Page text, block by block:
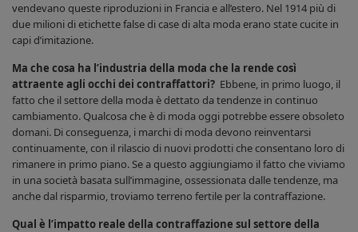
vendevano queste riproduzioni in Francia e all’estero. Nel 1914 più di
due milioni di etichette false di case di alta moda erano state cucite in
capi d’imitazione.
Ma che cosa ha l’industria della moda che la rende così
attraente agli occhi dei contraffattori? Ebbene, in primo luogo, il
fatto che il settore della moda è dettato da tendenze in continuo
cambiamento. Qualcosa che è di moda oggi potrebbe essere obsoleto
domani. Di conseguenza, i marchi di moda devono reinventarsi
continuamente, con il rilascio di nuovi prodotti che consentano loro di
rimanere in primo piano. Se a questo aggiungiamo il fatto che viviamo
in una società basata sull’immagine, ossessionata dalle tendenze, ma
anche dal risparmio, troviamo terreno fertile per la contraffazione.
Qual è l’impatto reale della contraffazione sul settore della